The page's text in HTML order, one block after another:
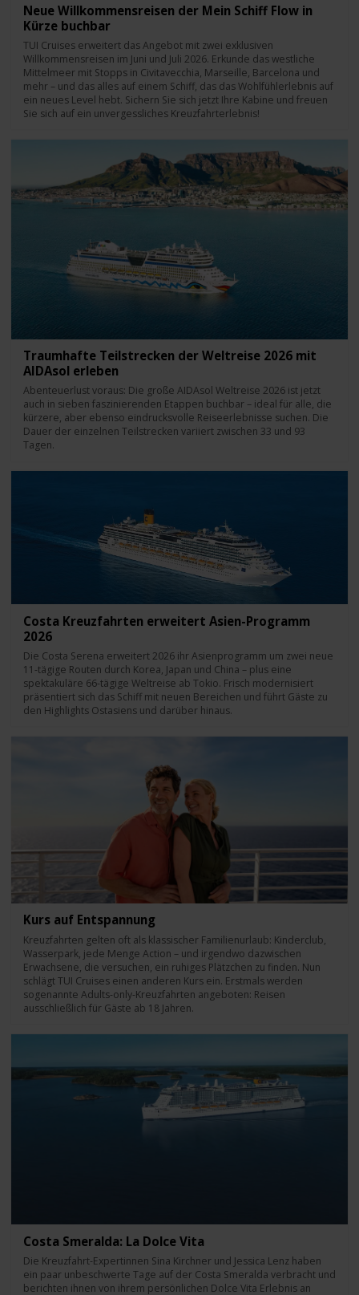
Neue Willkommensreisen der Mein Schiff Flow in
Kürze buchbar
TUI Cruises erweitert das Angebot mit zwei exklusiven
Willkommensreisen im Juni und Juli 2026. Erkunde das westliche
Mittelmeer mit Stopps in Civitavecchia, Marseille, Barcelona und
mehr – und das alles auf einem Schiff, das das Wohlfühlerlebnis auf
ein neues Level hebt. Sichern Sie sich jetzt Ihre Kabine und freuen
Sie sich auf ein unvergessliches Kreuzfahrterlebnis!
Traumhafte Teilstrecken der Weltreise 2026 mit
AIDAsol erleben
Abenteuerlust voraus: Die große AIDAsol Weltreise 2026 ist jetzt
auch in sieben faszinierenden Etappen buchbar – ideal für alle, die
kürzere, aber ebenso eindrucksvolle Reiseerlebnisse suchen. Die
Dauer der einzelnen Teilstrecken variiert zwischen 33 und 93
Tagen.
Costa Kreuzfahrten erweitert Asien-Programm
2026
Die Costa Serena erweitert 2026 ihr Asienprogramm um zwei neue
11-tägige Routen durch Korea, Japan und China – plus eine
spektakuläre 66-tägige Weltreise ab Tokio. Frisch modernisiert
präsentiert sich das Schiff mit neuen Bereichen und führt Gäste zu
den Highlights Ostasiens und darüber hinaus.
Kurs auf Entspannung
Kreuzfahrten gelten oft als klassischer Familienurlaub: Kinderclub,
Wasserpark, jede Menge Action – und irgendwo dazwischen
Erwachsene, die versuchen, ein ruhiges Plätzchen zu finden. Nun
schlägt TUI Cruises einen anderen Kurs ein. Erstmals werden
sogenannte Adults-only-Kreuzfahrten angeboten: Reisen
ausschließlich für Gäste ab 18 Jahren.
Costa Smeralda: La Dolce Vita
Die Kreuzfahrt-Expertinnen Sina Kirchner und Jessica Lenz haben
ein paar unbeschwerte Tage auf der Costa Smeralda verbracht und
berichten ihnen von ihrem persönlichen Dolce Vita Erlebnis an